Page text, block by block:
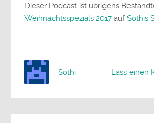
Dieser Podcast ist übrigens
Weihnachtsspezials 2017 aufSothis
Lass einen
Sothi